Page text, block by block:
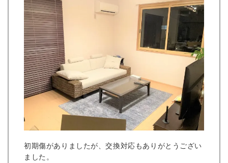
初期傷がありましたが、交換対応もありがとうござい
ました。